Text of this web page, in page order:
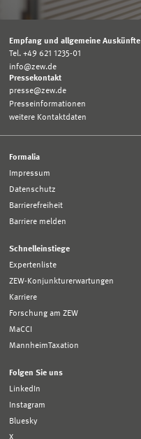
Empfang und allgemeine Auskünfte
Tel. +49 621 1235-01
info@zew.de
Pressekontakt
presse@zew.de
Presseinformationen
weitere Kontaktdaten
Formalia
Impressum
Datenschutz
Barrierefreiheit
Barriere melden
Schnelleinstiege
Expertenliste
ZEW-Konjunkturerwartungen
Karriere
Forschung am ZEW
MaCCI
MannheimTaxation
Folgen Sie uns
LinkedIn
Instagram
Bluesky